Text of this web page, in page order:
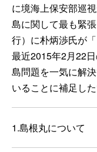
に境海上保安部巡
島に関して最も緊
行）に朴炳渉氏が
最近2015年2月22
島問題を一気に解
いることに補足し
1.島根丸について